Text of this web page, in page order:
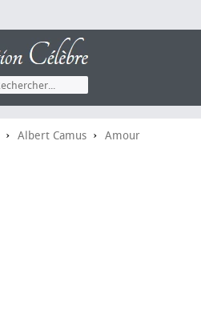
› Albert Camus › Amour